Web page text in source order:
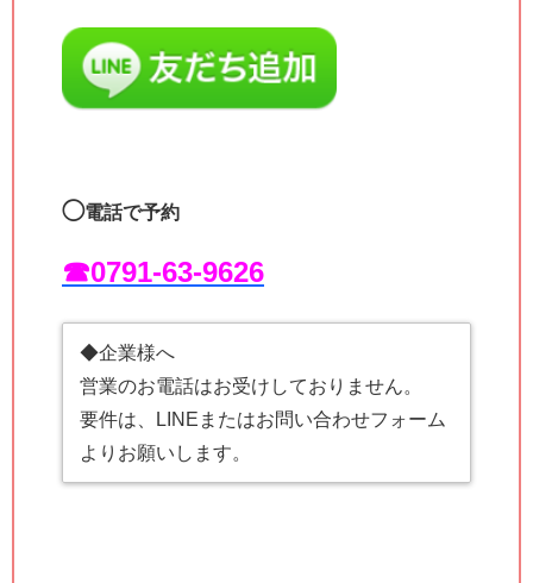
◯電話で予約
☎︎0791-63-9626
◆企業様へ
営業のお電話はお受けしておりません。
要件は、LINEまたはお問い合わせフォーム
よりお願いします。